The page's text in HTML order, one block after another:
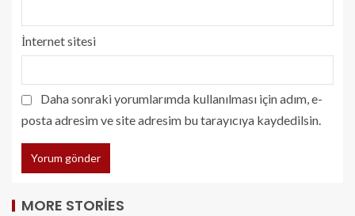
İnternet sitesi
Daha sonraki yorumlarımda kullanılması için adım, e-
posta adresim ve site adresim bu tarayıcıya kaydedilsin.
MORE STORIES